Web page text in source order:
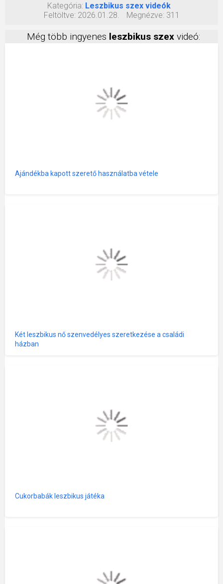
Kategória: Leszbikus szex videók
Feltöltve: 2026.01.28. Megnézve: 311
Még több ingyenes leszbikus szex videó:
Ajándékba kapott szerető használatba vétele
Két leszbikus nő szenvedélyes szeretkezése a családi
házban
Cukorbabák leszbikus játéka